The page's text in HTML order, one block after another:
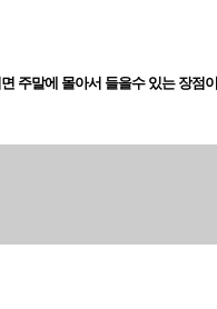
주말에 몰아서 들을수 있는 장점